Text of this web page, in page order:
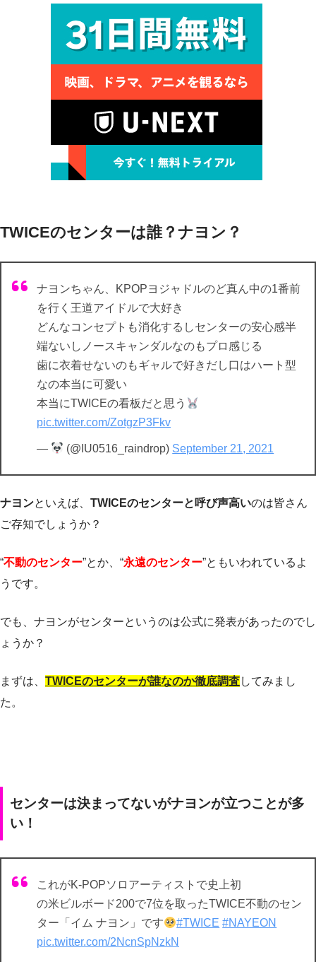
TWICEのセンターは誰？ナヨン？
ナヨンちゃん、KPOPヨジャドルのど真ん中の1番前
を行く王道アイドルで大好き
どんなコンセプトも消化するしセンターの安心感半
端ないしノースキャンダルなのもプロ感じる
歯に衣着せないのもギャルで好きだし口はハート型
なの本当に可愛い
本当にTWICEの看板だと思う
pic.twitter.com/ZotgzP3Fkv
— (@IU0516_raindrop) September 21, 2021
ナヨンといえば、 TWICEのセンターと呼び声高いのは皆さん
ご存知でしょうか？
“不動のセンター”とか、“永遠のセンター”ともいわれているよ
うです。
でも、ナヨンがセンターというのは公式に発表があったのでし
ょうか？
まずは、 TWICEのセンターが誰なのか徹底調査してみまし
た。
センターは決まってないがナヨンが立つことが多
い！
これがK-POPソロアーティストで史上初
の米ビルボード200で7位を取ったTWICE不動のセン
ター「イム ナヨン」です
#TWICE #NAYEON
pic.twitter.com/2NcnSpNzkN